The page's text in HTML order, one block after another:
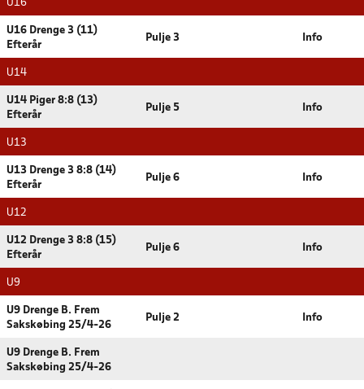
U16
U16 Drenge 3 (11)
Efterår
Pulje 3 Info
U14
U14 Piger 8:8 (13)
Efterår
Pulje 5 Info
U13
U13 Drenge 3 8:8 (14)
Efterår
Pulje 6 Info
U12
U12 Drenge 3 8:8 (15)
Efterår
Pulje 6 Info
U9
U9 Drenge B. Frem
Sakskøbing 25/4-26
Pulje 2 Info
U9 Drenge B. Frem
Sakskøbing 25/4-26